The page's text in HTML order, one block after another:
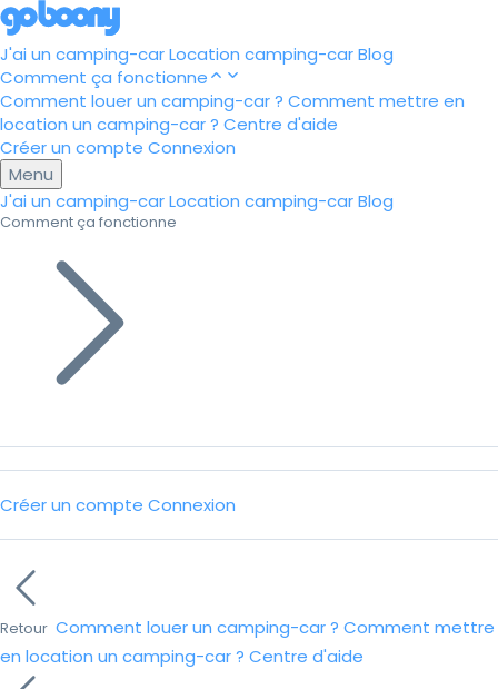
J'ai un camping-carLocation camping-carBlog
Comment ça fonctionne
Comment louer un camping-car ? Comment mettre en
location un camping-car ? Centre d'aide
Créer un compte Connexion
Menu
J'ai un camping-carLocation camping-carBlog
Comment ça fonctionne
Créer un compte Connexion
Retour Comment louer un camping-car ? Comment mettre
en location un camping-car ? Centre d'aide